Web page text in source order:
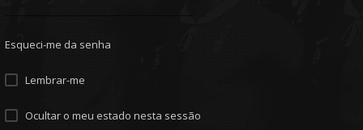
Esqueci-me da senha
Lembrar-me
Ocultar o meu estado nesta sessão